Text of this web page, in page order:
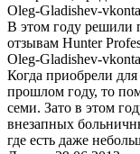
Oleg-Gladishev-
В этом году решили
отзывам Hunter
Oleg-Gladishev-
Когда приобрели
прошлом году, то
семи. Зато в этом
внезапных
где есть даже